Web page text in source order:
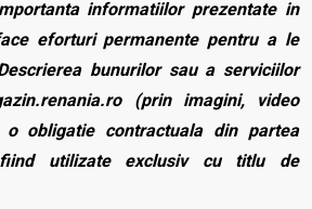
informatiilor prezentate in
eforturi permanente pentru a le
bunurilor sau a serviciilor
(prin imagini, video
obligatie contractuala din partea
fiind utilizate exclusiv cu titlu de